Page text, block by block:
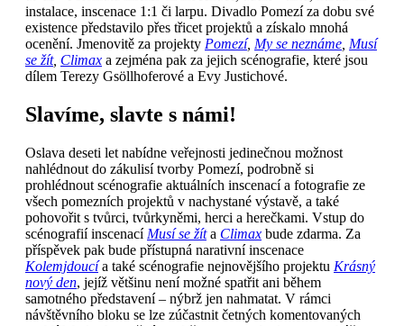
instalace, inscenace 1:1 či larpu. Divadlo Pomezí za dobu své
existence představilo přes třicet projektů a získalo mnohá
ocenění. Jmenovitě za projekty Pomezí, My se neznáme, Musí
se žít, Climaxa zejména pak za jejich scénografie, které jsou
dílem Terezy Gsöllhoferové a Evy Justichové.
Slavíme, slavte s námi!
Oslava deseti let nabídne veřejnosti jedinečnou možnost
nahlédnout do zákulisí tvorby Pomezí, podrobně si
prohlédnout scénografie aktuálních inscenací a fotografie ze
všech pomezních projektů v nachystané výstavě, a také
pohovořit s tvůrci, tvůrkyněmi, herci a herečkami. Vstup do
scénografií inscenací Musí se žíta Climaxbude zdarma. Za
příspěvek pak bude přístupná narativní inscenace
Kolemjdoucía také scénografie nejnovějšího projektu Krásný
nový den, jejíž většinu není možné spatřit ani během
samotného představení – nýbrž jen nahmatat. V rámci
návštěvního bloku se lze zúčastnit četných komentovaných